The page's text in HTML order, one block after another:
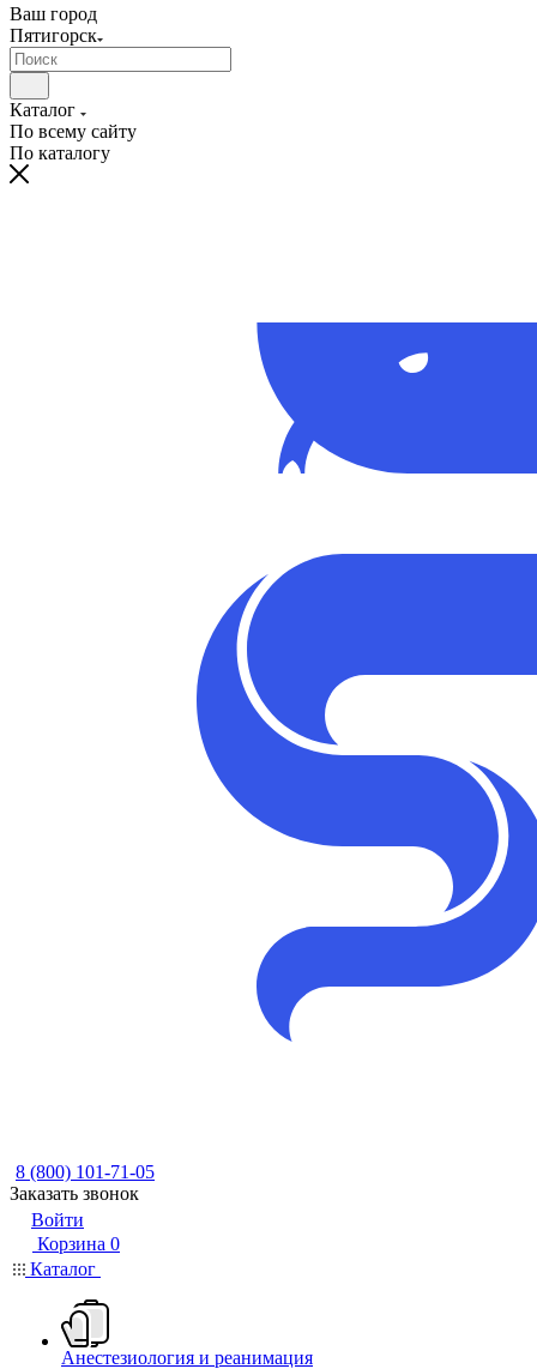
Ваш город
Пятигорск
Каталог
По всему сайту
По каталогу
8 (800) 101-71-05
Заказать звонок
Войти
Корзина 0
Каталог
Анестезиология и реанимация